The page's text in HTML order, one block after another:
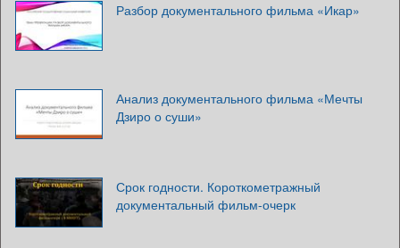
Разбор документального фильма «Икар»
Анализ документального фильма «Мечты
Дзиро о суши»
Срок годности. Короткометражный
документальный фильм-очерк